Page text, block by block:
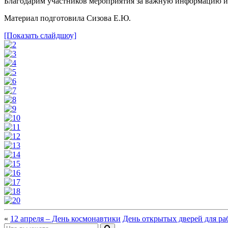
Материал подготовила Сизова Е.Ю.
[Показать слайдшоу]
« 12 апреля – День космонавтики День открытых дверей для